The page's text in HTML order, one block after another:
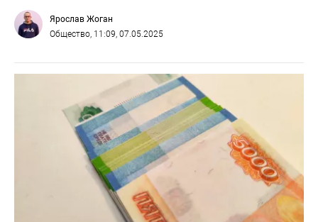
Ярослав Жоган
Общество, 11:09, 07.05.2025